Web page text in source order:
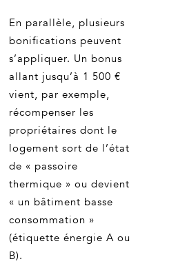
En parallèle, plusieurs
bonifications peuvent
s’appliquer. Un bonus
allant jusqu’à 1 500 €
vient, par exemple,
récompenser les
propriétaires dont le
logement sort de l’état
de « passoire
thermique » ou devient
« un bâtiment basse
consommation »
(étiquette énergie A ou
B).